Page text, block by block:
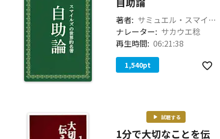
著者:
サミュエル・スマイルズ
ナレーター: サカウエ稔
再生時間: 06:21:38
1,540pt
試聴する
1分で大切なことを伝